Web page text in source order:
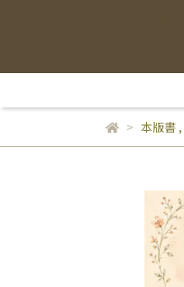
本版書,